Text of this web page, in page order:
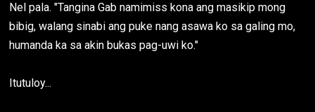
Nel pala. "Tangina Gab namimiss kona ang masikip mong
bibig, walang sinabi ang puke nang asawa ko sa galing mo,
humanda ka sa akin bukas pag-uwi ko."
Itutuloy...